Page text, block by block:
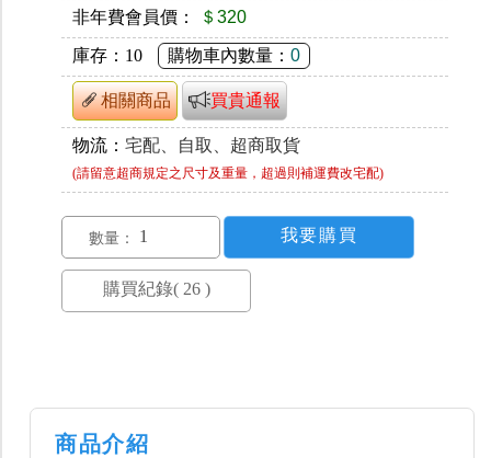
非年費會員價： ＄320
庫存： 10 購物車內數量： 0
相關商品 買貴通報
物流： 宅配、自取、超商取貨
(請留意超商規定之尺寸及重量，超過則補運費改宅配)
數量：
商品介紹